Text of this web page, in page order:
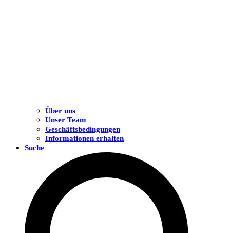
Über uns
Unser Team
Geschäftsbedingungen
Informationen erhalten
Suche